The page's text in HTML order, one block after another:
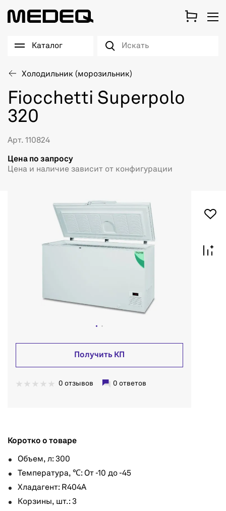
Каталог
Холодильник (морозильник)
Fiocchetti Superpolo
320
Арт. 110824
Цена по запросу
Цена и наличие зависит от конфигурации
Получить КП
0 отзывов 0 ответов
Коротко о товаре
Объем, л: 300
Температура, ℃: От -10 до -45
Хладагент: R404A
Корзины, шт.: 3